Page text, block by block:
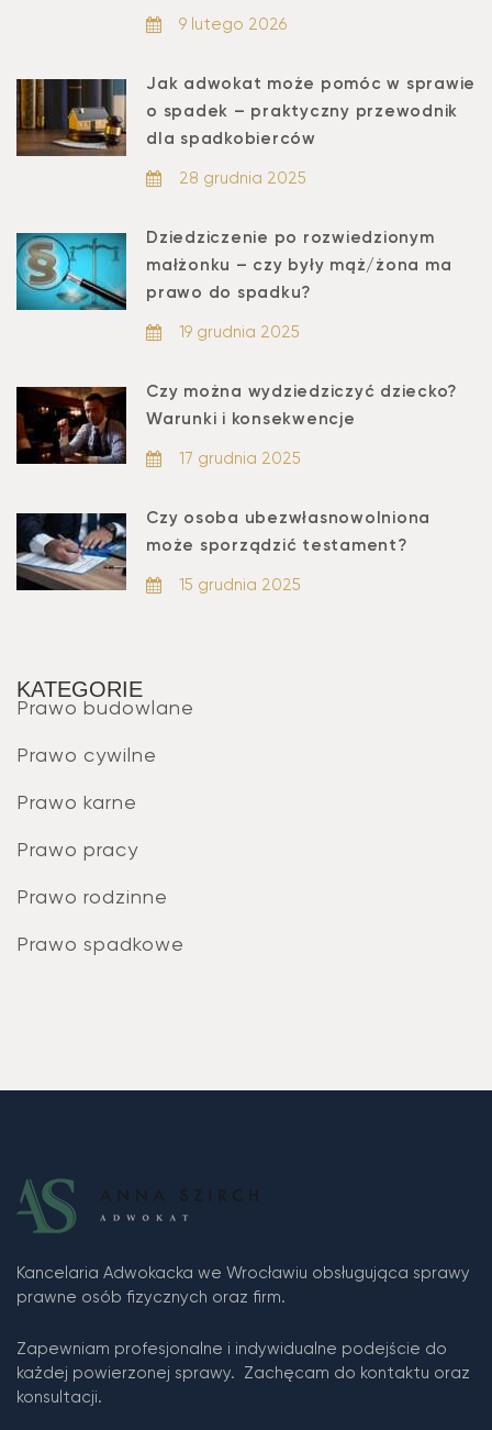
9 lutego 2026
Jak adwokat może pomóc w sprawie
o spadek – praktyczny przewodnik
dla spadkobierców
28 grudnia 2025
Dziedziczenie po rozwiedzionym
małżonku – czy były mąż/żona ma
prawo do spadku?
19 grudnia 2025
Czy można wydziedziczyć dziecko?
Warunki i konsekwencje
17 grudnia 2025
Czy osoba ubezwłasnowolniona
może sporządzić testament?
15 grudnia 2025
KATEGORIE
Prawo budowlane
Prawo cywilne
Prawo karne
Prawo pracy
Prawo rodzinne
Prawo spadkowe
Kancelaria Adwokacka we Wrocławiu obsługująca sprawy
prawne osób fizycznych oraz firm.
Zapewniam profesjonalne i indywidualne podejście do
każdej powierzonej sprawy. Zachęcam do kontaktu oraz
konsultacji.